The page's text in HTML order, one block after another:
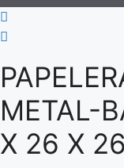
METAL-
X 26 X